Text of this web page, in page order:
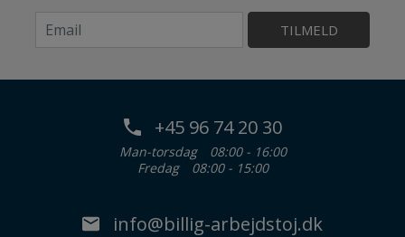
TILMELD
+45 96 74 20 30
Man-torsdag
08:00 - 16:00
Fredag
08:00 - 15:00
info@billig-arbejdstoj.dk